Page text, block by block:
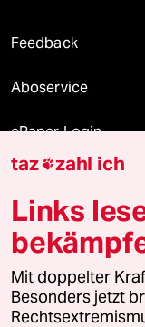
Feedback
Aboservice
ePaper Login
Downloads für
© 2026 taz Verlags
Alle Rechte vorbehalten.
wenden Sie sich bitte an
taz zahl ich
Links
Mit doppelter
Besonders jetzt